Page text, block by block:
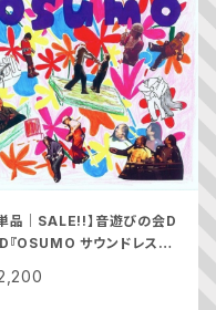
単品｜SALE!!】音遊びの会D
『OSUMO サウンドレスラ